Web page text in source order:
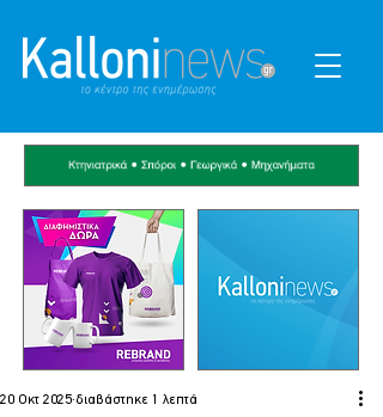
20 Οκτ 2025 διαβάστηκε 1 λεπτά